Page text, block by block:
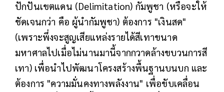
ปักปันเขตแดน (Delimitation) กัมพูชา (หรือจะให้
ชัดเจนกว่า คือ ผู้นำกัมพูชา) ต้องการ "เงินสด"
(เพราะพึ่งจะสูญเสียแหล่งรายได้สีเทาขนาด
มหาศาลไปเมื่อไม่นานมานี้จากกวาดล้างขบวนการสี
เทา) เพื่อนำไปพัฒนาโครงสร้างพื้นฐานบนบก และ
ต้องการ "ความมั่นคงทางพลังงาน" เพื่อขับเคลื่อน